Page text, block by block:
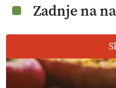
Zadnje na